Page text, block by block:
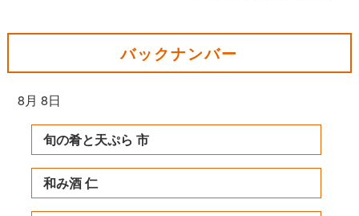
バックナンバー
8月 8日
旬の肴と天ぷら 市
和み酒 仁